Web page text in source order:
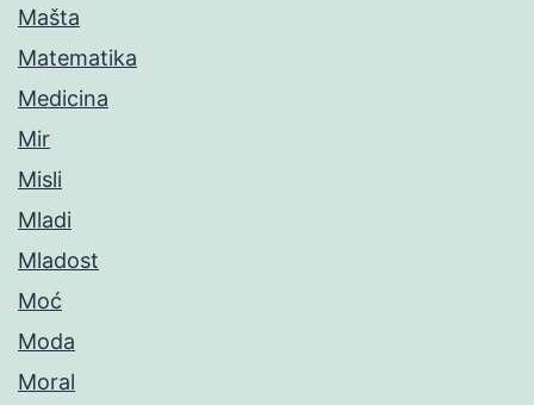
Mašta
Matematika
Medicina
Mir
Misli
Mladi
Mladost
Moć
Moda
Moral